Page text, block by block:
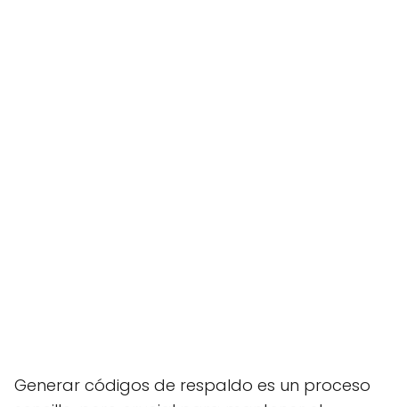
Generar códigos de respaldo es un proceso